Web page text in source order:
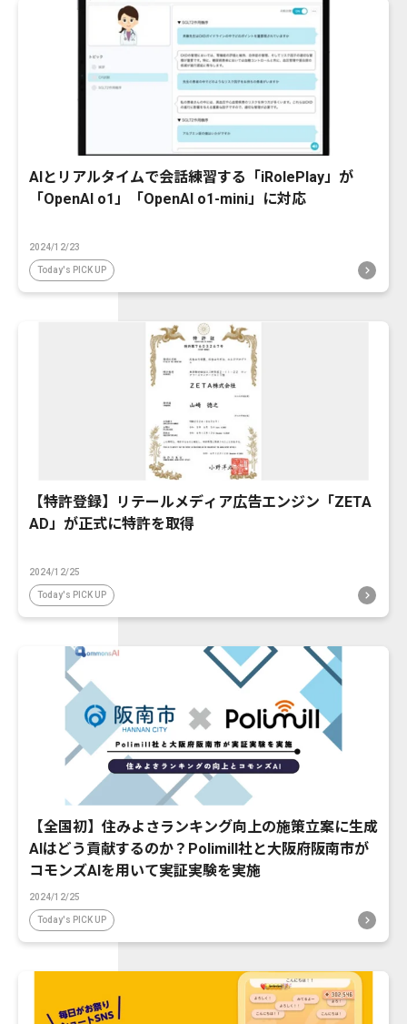
AIとリアルタイムで会話練習する「iRolePlay」が
「OpenAI o1」「OpenAI o1-mini」に対応
2024/12/23
Today's PICK UP
【特許登録】リテールメディア広告エンジン「ZETA
AD」が正式に特許を取得
2024/12/25
Today's PICK UP
【全国初】住みよさランキング向上の施策立案に生成
AIはどう貢献するのか？Polimill社と大阪府阪南市が
コモンズAIを用いて実証実験を実施
2024/12/25
Today's PICK UP